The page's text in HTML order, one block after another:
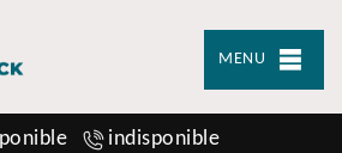
MENU
indisponible